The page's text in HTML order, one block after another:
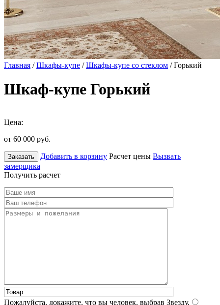
Главная /Шкафы-купе /Шкафы-купе со стеклом / Горький
Шкаф-купе Горький
Цена:
от 60 000 руб.
Заказать Добавить в корзину Расчет цены Вызвать
замерщика
Получить расчет
Пожалуйста, докажите, что вы человек, выбрав Звезду.